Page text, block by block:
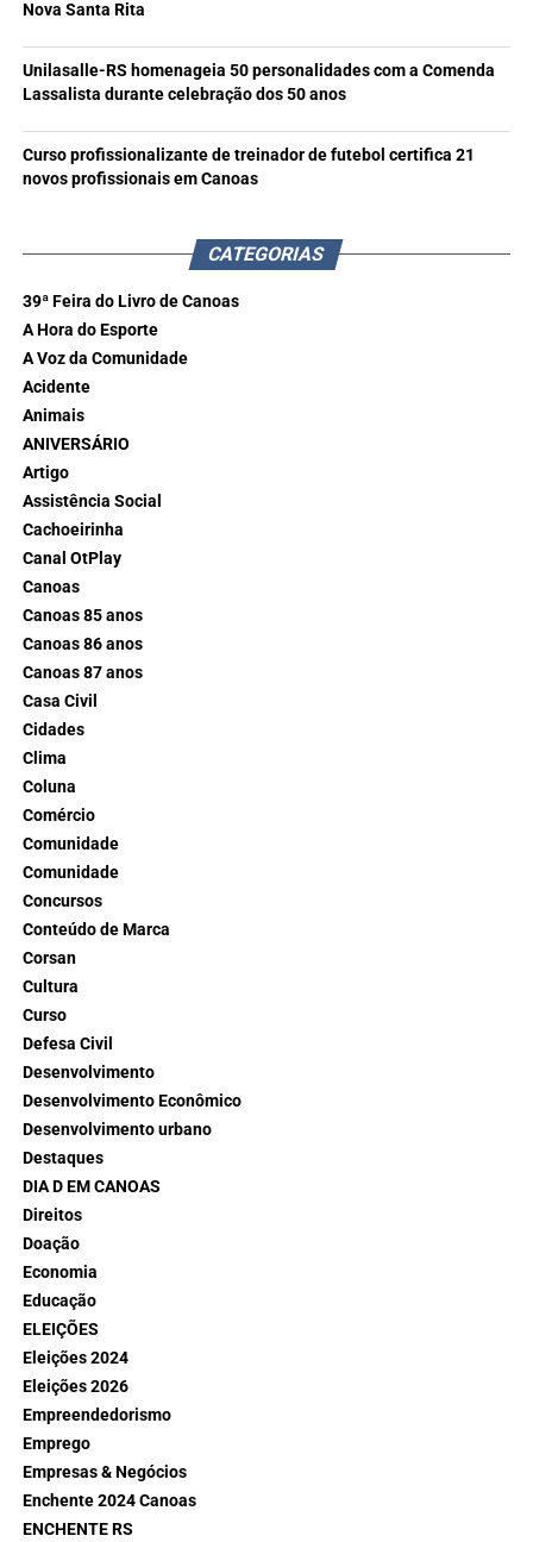
Nova Santa Rita
Unilasalle-RS homenageia 50 personalidades com a Comenda
Lassalista durante celebração dos 50 anos
Curso profissionalizante de treinador de futebol certifica 21
novos profissionais em Canoas
CATEGORIAS
39ª Feira do Livro de Canoas
A Hora do Esporte
A Voz da Comunidade
Acidente
Animais
ANIVERSÁRIO
Artigo
Assistência Social
Cachoeirinha
Canal OtPlay
Canoas
Canoas 85 anos
Canoas 86 anos
Canoas 87 anos
Casa Civil
Cidades
Clima
Coluna
Comércio
Comunidade
Comunidade
Concursos
Conteúdo de Marca
Corsan
Cultura
Curso
Defesa Civil
Desenvolvimento
Desenvolvimento Econômico
Desenvolvimento urbano
Destaques
DIA D EM CANOAS
Direitos
Doação
Economia
Educação
ELEIÇÕES
Eleições 2024
Eleições 2026
Empreendedorismo
Emprego
Empresas & Negócios
Enchente 2024 Canoas
ENCHENTE RS